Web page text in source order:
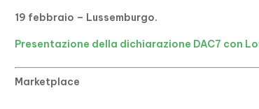
19 febbraio – Lussemburgo.
Presentazione della dichiarazione DAC7 con
Marketplace